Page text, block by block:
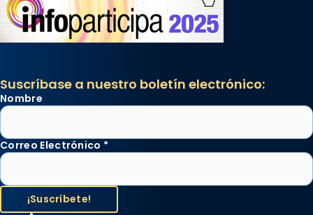
Suscríbase a nuestro boletín electrónico:
Nombre
Correo Electrónico *